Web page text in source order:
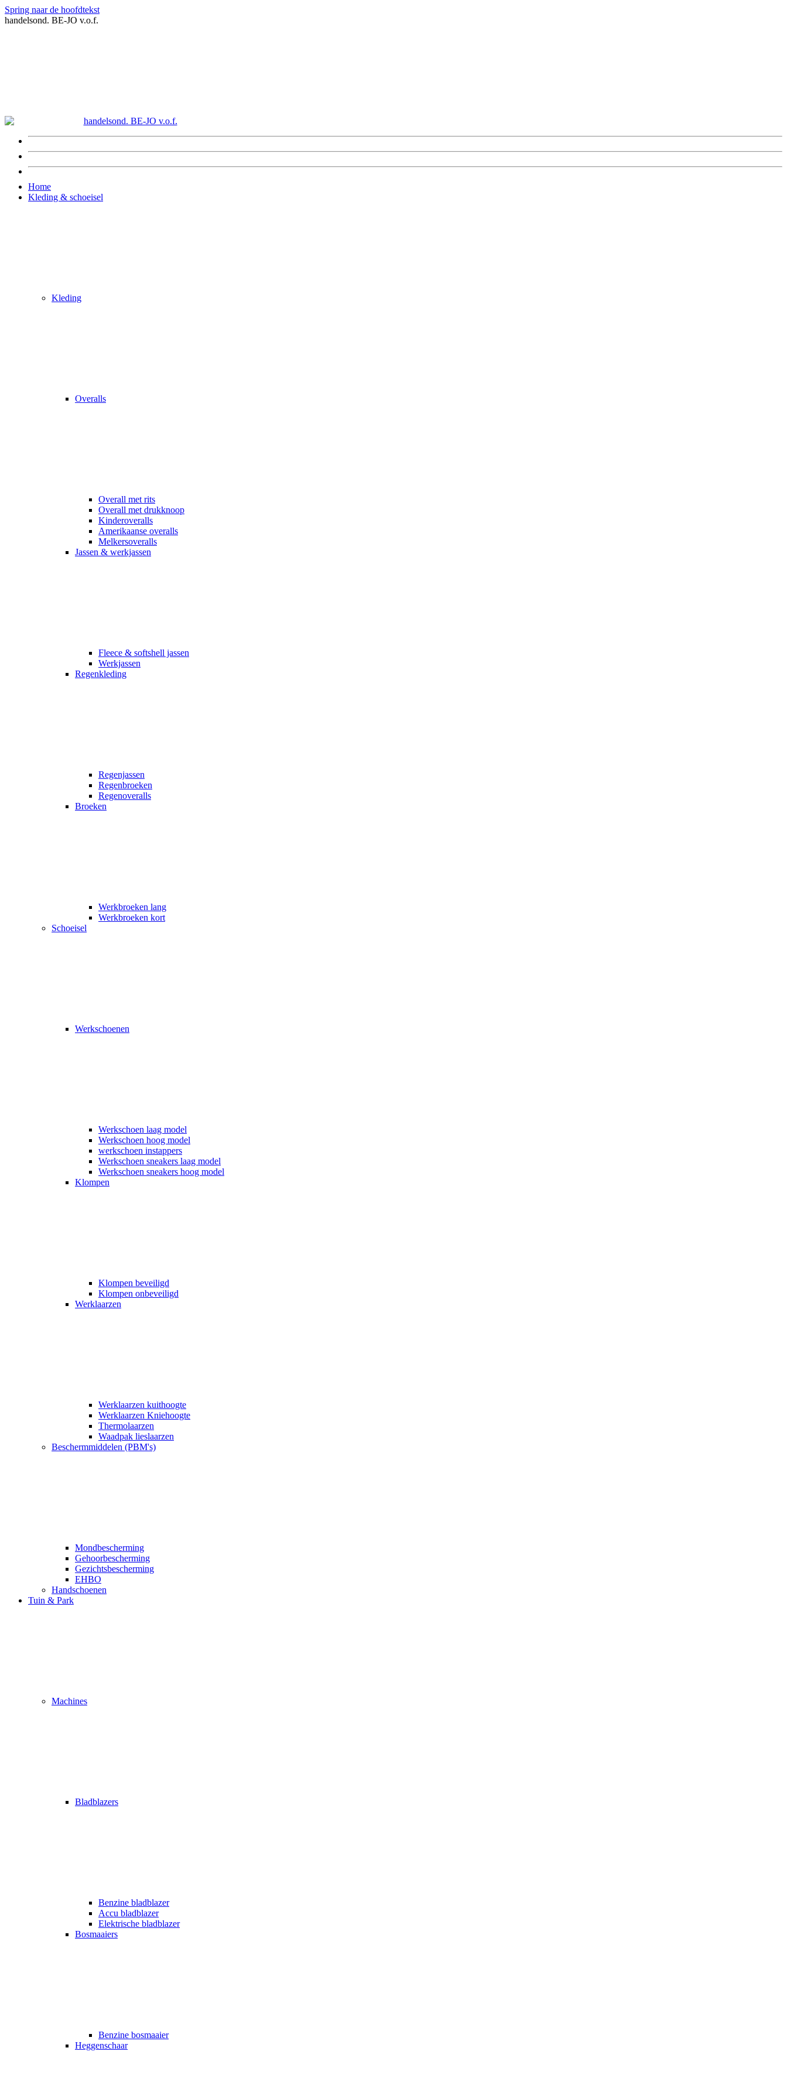
Spring naar de hoofdtekst
handelsond. BE-JO v.o.f.
Home
Kleding & schoeisel
Kleding
Overalls
Overall met rits
Overall met drukknoop
Kinderoveralls
Amerikaanse overalls
Melkersoveralls
Jassen & werkjassen
Fleece & softshell jassen
Werkjassen
Regenkleding
Regenjassen
Regenbroeken
Regenoveralls
Broeken
Werkbroeken lang
Werkbroeken kort
Schoeisel
Werkschoenen
Werkschoen laag model
Werkschoen hoog model
werkschoen instappers
Werkschoen sneakers laag model
Werkschoen sneakers hoog model
Klompen
Klompen beveiligd
Klompen onbeveiligd
Werklaarzen
Werklaarzen kuithoogte
Werklaarzen Kniehoogte
Thermolaarzen
Waadpak lieslaarzen
Beschermmiddelen (PBM's)
Mondbescherming
Gehoorbescherming
Gezichtsbescherming
EHBO
Handschoenen
Tuin & Park
Machines
Bladblazers
Benzine bladblazer
Accu bladblazer
Elektrische bladblazer
Bosmaaiers
Benzine bosmaaier
Heggenschaar